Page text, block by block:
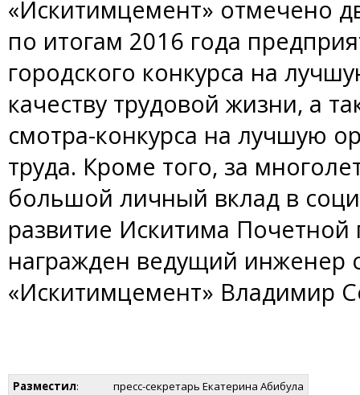
«Искитимцемент» отмечено
по итогам 2016 года
городского конкурса на
качеству трудовой жизни, а
смотра-конкурса на лучшую
труда. Кроме того, за
большой личный вклад в
развитие Искитима Почетной
награжден ведущий инженер
«Искитимцемент» Владимир
Разместил:
пресс-секретарь Екатерина Абибула